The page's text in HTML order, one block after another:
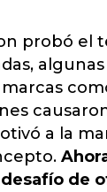
probó el
a la
de